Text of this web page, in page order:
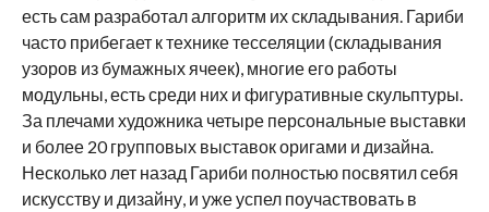
есть сам разработал алгоритм их складывания. Гариби
часто прибегает к технике тесселяции (складывания
узоров из бумажных ячеек), многие его работы
модульны, есть среди них и фигуративные скульптуры.
За плечами художника четыре персональные выставки
и более 20 групповых выставок оригами и дизайна.
Несколько лет назад Гариби полностью посвятил себя
искусству и дизайну, и уже успел поучаствовать в